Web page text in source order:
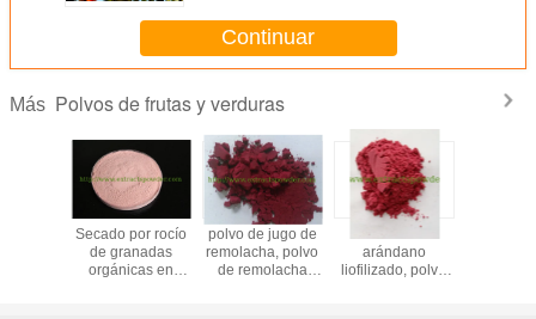
Continuar
Más Polvos de frutas y verduras
Secado por rocío
de granadas
orgánicas en
polvo de jugo de
remolacha, polvo
de remolacha
Polvo de
arándano
liofilizado, polvo